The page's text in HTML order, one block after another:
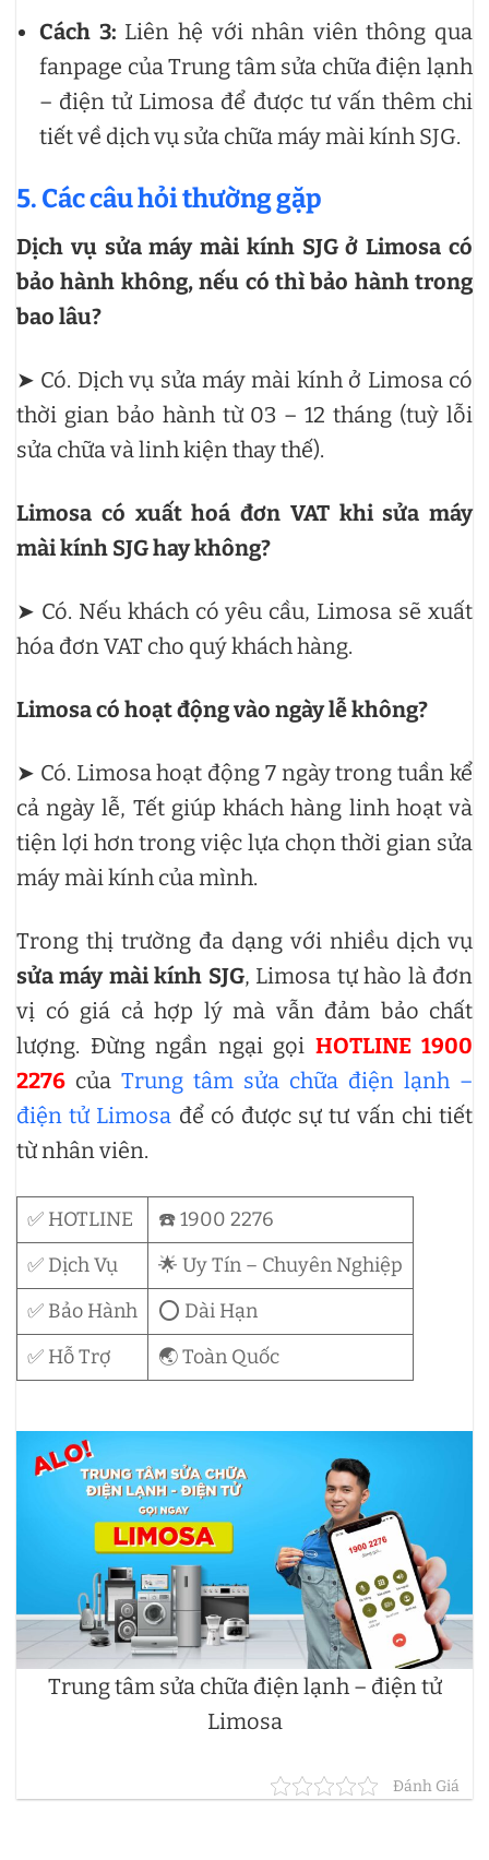
Cách 3: Liên hệ với nhân viên thông qua
fanpage của Trung tâm sửa chữa điện lạnh
– điện tử Limosa để được tư vấn thêm chi
tiết về dịch vụ sửa chữa máy mài kính SJG.
5. Các câu hỏi thường gặp
Dịch vụ sửa máy mài kính SJG ở Limosa có
bảo hành không, nếu có thì bảo hành trong
bao lâu?
➤ Có. Dịch vụ sửa máy mài kính ở Limosa có
thời gian bảo hành từ 03 – 12 tháng (tuỳ lỗi
sửa chữa và linh kiện thay thế).
Limosa có xuất hoá đơn VAT khi sửa máy
mài kính SJG hay không?
➤ Có. Nếu khách có yêu cầu, Limosa sẽ xuất
hóa đơn VAT cho quý khách hàng.
Limosa có hoạt động vào ngày lễ không?
➤ Có. Limosa hoạt động 7 ngày trong tuần kể
cả ngày lễ, Tết giúp khách hàng linh hoạt và
tiện lợi hơn trong việc lựa chọn thời gian sửa
máy mài kính của mình.
Trong thị trường đa dạng với nhiều dịch vụ
sửa máy mài kính SJG, Limosa tự hào là đơn
vị có giá cả hợp lý mà vẫn đảm bảo chất
lượng. Đừng ngần ngại gọi HOTLINE 1900
2276 của Trung tâm sửa chữa điện lạnh –
điện tử Limosa để có được sự tư vấn chi tiết
từ nhân viên.
✅ HOTLINE
☎️ 1900 2276
✅ Dịch Vụ
🌟 Uy Tín – Chuyên Nghiệp
✅ Bảo Hành
⭕ Dài Hạn
✅ Hỗ Trợ
🌏 Toàn Quốc
Trung tâm sửa chữa điện lạnh – điện tử
Limosa
Đánh Giá